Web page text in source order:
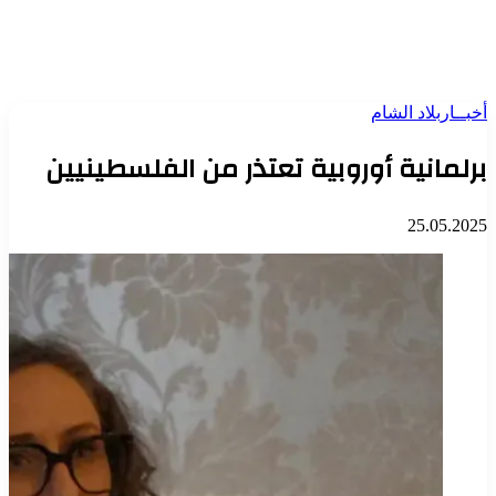
أخبــار بلاد الشام
برلمانية أوروبية تعتذر من الفلسطينيين
25.05.2025